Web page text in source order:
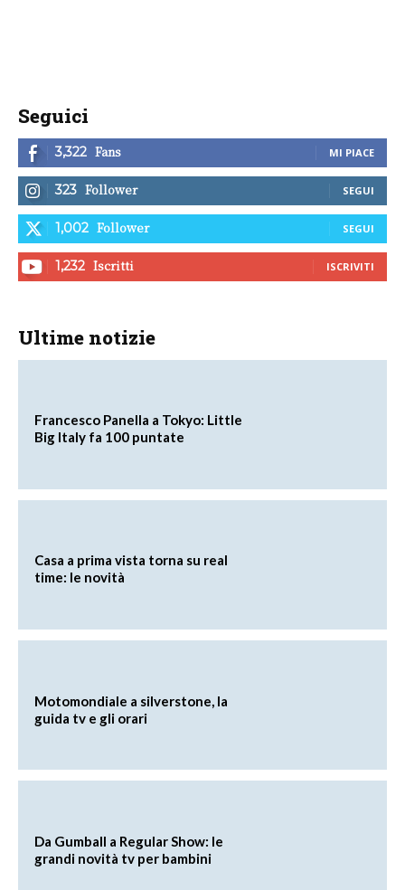
Seguici
3,322 Fans MI PIACE
323 Follower SEGUI
1,002 Follower SEGUI
1,232 Iscritti ISCRIVITI
Ultime notizie
Francesco Panella a Tokyo: Little
Big Italy fa 100 puntate
Casa a prima vista torna su real
time: le novità
Motomondiale a silverstone, la
guida tv e gli orari
Da Gumball a Regular Show: le
grandi novità tv per bambini